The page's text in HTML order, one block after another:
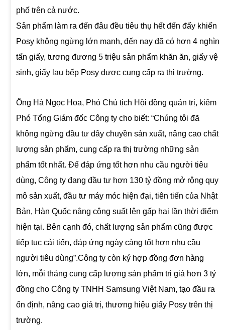
phố trên cả nước.
Sản phẩm làm ra đến đâu đều tiêu thụ hết đến đấy khiến
Posy không ngừng lớn mạnh, đến nay đã có hơn 4 nghìn
tấn giấy, tương đương 5 triệu sản phẩm khăn ăn, giấy vệ
sinh, giấy lau bếp Posy được cung cấp ra thị trường.
Ông Hà Ngọc Hoa, Phó Chủ tịch Hội đồng quản trị, kiêm
Phó Tổng Giám đốc Công ty cho biết: “Chúng tôi đã
không ngừng đầu tư dây chuyền sản xuất, nâng cao chất
lượng sản phẩm, cung cấp ra thị trường những sản
phẩm tốt nhất. Để đáp ứng tốt hơn nhu cầu người tiêu
dùng, Công ty đang đầu tư hơn 130 tỷ đồng mở rộng quy
mô sản xuất, đầu tư máy móc hiện đại, tiên tiến của Nhật
Bản, Hàn Quốc nâng công suất lên gấp hai lần thời điểm
hiện tại. Bên cạnh đó, chất lượng sản phẩm cũng được
tiếp tục cải tiến, đáp ứng ngày càng tốt hơn nhu cầu
người tiêu dùng”.Công ty còn ký hợp đồng đơn hàng
lớn, mỗi tháng cung cấp lượng sản phẩm trị giá hơn 3 tỷ
đồng cho Công ty TNHH Samsung Việt Nam, tạo đầu ra
ổn định, nâng cao giá trị, thương hiệu giấy Posy trên thị
trường.